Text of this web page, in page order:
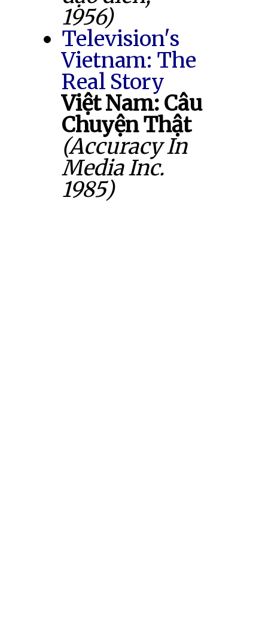
1956)
Television's
Vietnam: The
Real Story
Việt Nam: Câu
Chuyện Thật
(Accuracy In
Media Inc.
1985)